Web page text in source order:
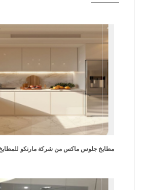
مطابخ جلوس ماكس من شركة مارنكو للمطابخ